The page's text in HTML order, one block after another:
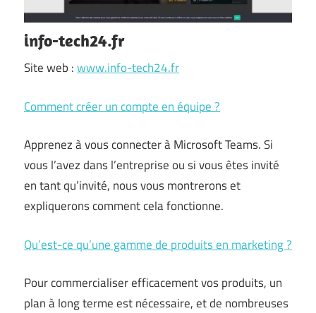
info-tech24.fr
Site web :www.info-tech24.fr
Comment créer un compte en équipe ?
Apprenez à vous connecter à Microsoft Teams. Si
vous l’avez dans l’entreprise ou si vous êtes invité
en tant qu’invité, nous vous montrerons et
expliquerons comment cela fonctionne.
Qu’est-ce qu’une gamme de produits en marketing ?
Pour commercialiser efficacement vos produits, un
plan à long terme est nécessaire, et de nombreuses